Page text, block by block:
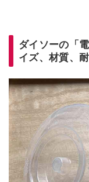
ダイソーの「
イズ、材質、